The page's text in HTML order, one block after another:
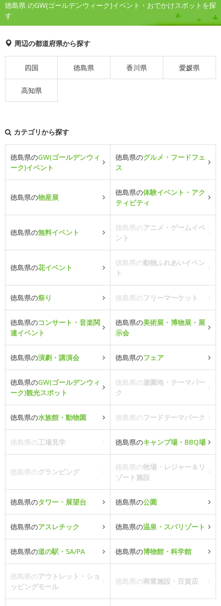
徳島県 のGW(ゴールデンウィーク)イベント・おでかけスポットを探
す
周辺の都道府県から探す
四国 徳島県 香川県 愛媛県
高知県
カテゴリから探す
徳島県のGW(ゴールデンウィ
ーク)イベント
徳島県のグルメ・フードフェ
ス
徳島県の物産展
徳島県の体験イベント・アク
ティビティ
徳島県の無料イベント
徳島県のアニメ・ゲームイベ
ント
徳島県の花イベント
徳島県の動物ふれあいイベン
ト
徳島県の祭り 徳島県のフリーマーケット
徳島県のコンサート・音楽関
連イベント
徳島県の美術展・博物展・展
示会
徳島県の演劇・講演会 徳島県のフェア
徳島県のGW(ゴールデンウィ
ーク)観光スポット
徳島県の遊園地・テーマパー
ク
徳島県の水族館・動物園 徳島県のフードテーマパーク
徳島県の工場見学 徳島県のキャンプ場・BBQ場
徳島県のグランピング
徳島県の牧場・レジャー＆リ
ゾート施設
徳島県のタワー・展望台 徳島県の公園
徳島県のアスレチック 徳島県の温泉・スパリゾート
徳島県の道の駅・SA/PA 徳島県の博物館・科学館
徳島県のアウトレット・ショ
ッピングモール
徳島県の商業施設・百貨店